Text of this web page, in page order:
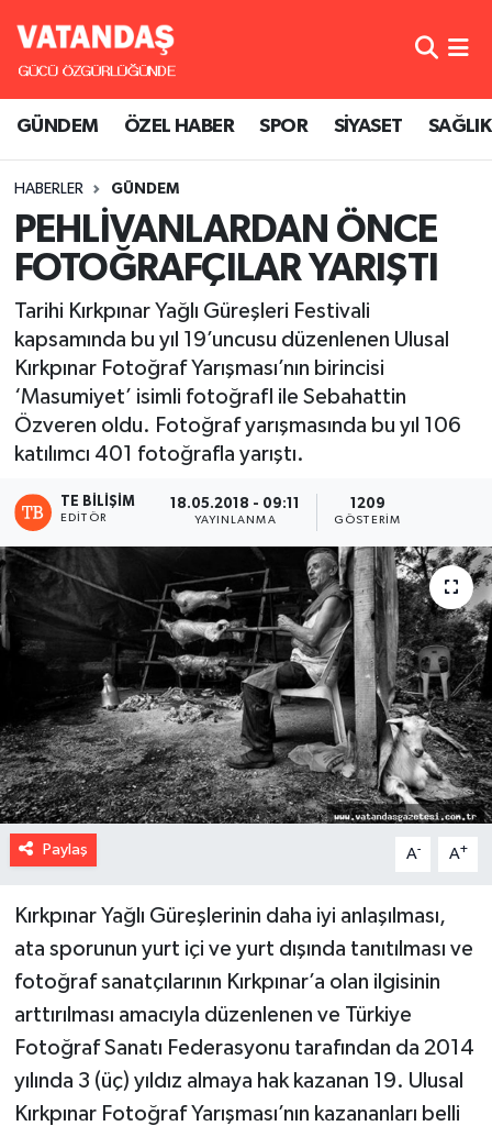
GÜNDEM ÖZEL HABER SPOR SİYASET SAĞLIK
HABERLER GÜNDEM
PEHLİVANLARDAN ÖNCE
FOTOĞRAFÇILAR YARIŞTI
Tarihi Kırkpınar Yağlı Güreşleri Festivali
kapsamında bu yıl 19’uncusu düzenlenen Ulusal
Kırkpınar Fotoğraf Yarışması’nın birincisi
‘Masumiyet’ isimli fotoğrafI ile Sebahattin
Özveren oldu. Fotoğraf yarışmasında bu yıl 106
katılımcı 401 fotoğrafla yarıştı.
TE BILIŞIM
EDITÖR
18.05.2018 - 09:11
YAYINLANMA
1209
GÖSTERIM
Paylaş A- A+
Kırkpınar Yağlı Güreşlerinin daha iyi anlaşılması,
ata sporunun yurt içi ve yurt dışında tanıtılması ve
fotoğraf sanatçılarının Kırkpınar’a olan ilgisinin
arttırılması amacıyla düzenlenen ve Türkiye
Fotoğraf Sanatı Federasyonu tarafından da 2014
yılında 3 (üç) yıldız almaya hak kazanan 19. Ulusal
Kırkpınar Fotoğraf Yarışması’nın kazananları belli
GÜNDEM
SPOR
SİYASET
SAĞLIK
Hava Durumu
Süper Lig Puan Durumu ve Fikstür
Tüm Manşetler
Son Dakika Haberleri
Haber Arşivi